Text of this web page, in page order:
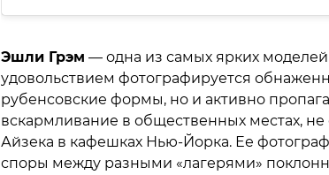
Эшли Грэм — одна из самых ярких
удовольствием фотографируется
рубенсовские формы, но и активно
вскармливание в общественных местах, не
Айзека в кафешках Нью-Йорка. Ее
споры между разными «лагерями»